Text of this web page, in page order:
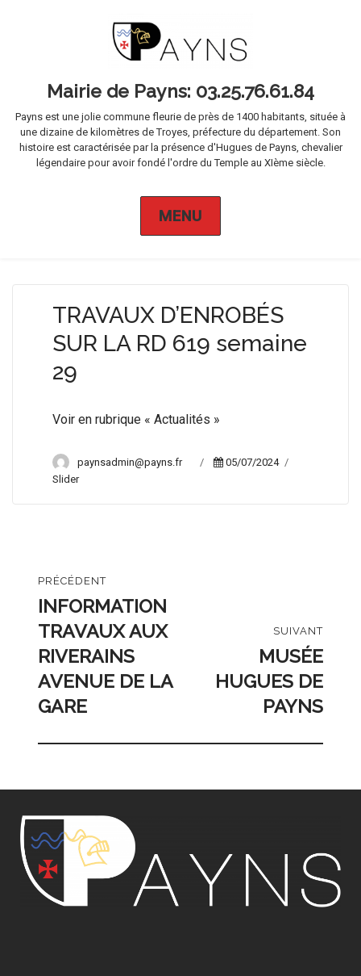
Mairie de Payns
Payns est une jolie commune fleurie de près de 1400 habitants, située à
une dizaine de kilomètres de Troyes, préfecture du département. Son
histoire est caractérisée par la présence d'Hugues de Payns, chevalier
légendaire pour avoir fondé l'ordre du Temple au XIème siècle.
MENU
TRAVAUX D’ENROBÉS
SUR LA RD 619 semaine
29
Voir en rubrique « Actualités »
Author
paynsadmin@payns.fr
Posted
05/07/2024
Slider
de
l’article
PRÉCÉDENT
Dernière
publication:
INFORMATION
TRAVAUX AUX
RIVERAINS
AVENUE DE LA
GARE
SUIVANT
publication:
MUSÉE
HUGUES DE
PAYNS